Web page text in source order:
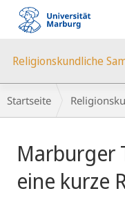
Mobile-
Navigation
Religionskundliche
Breadcrumb-
Navigation
Startseite
Marburger
eine kurze